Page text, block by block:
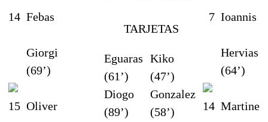
14 Febas
Giorgi
(69’)
15 Oliver
TARJETAS
Eguaras
(61’)
Diogo
(89’)
Kiko
(47’)
Gonzalez
(58’)
7 Ioannis
Hervias
(64’)
14 Martinez